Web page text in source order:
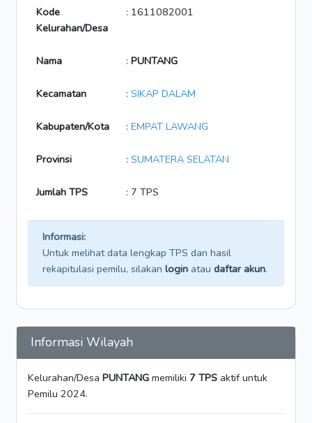
Kode
Kelurahan/Desa
: 1611082001
Nama : PUNTANG
Kecamatan : SIKAP DALAM
Kabupaten/Kota : EMPAT LAWANG
Provinsi : SUMATERA SELATAN
Jumlah TPS : 7 TPS
Informasi:
Untuk melihat data lengkap TPS dan hasil
rekapitulasi pemilu, silakan login atau daftar akun.
Informasi Wilayah
Kelurahan/Desa PUNTANG memiliki 7 TPS aktif untuk
Pemilu 2024.